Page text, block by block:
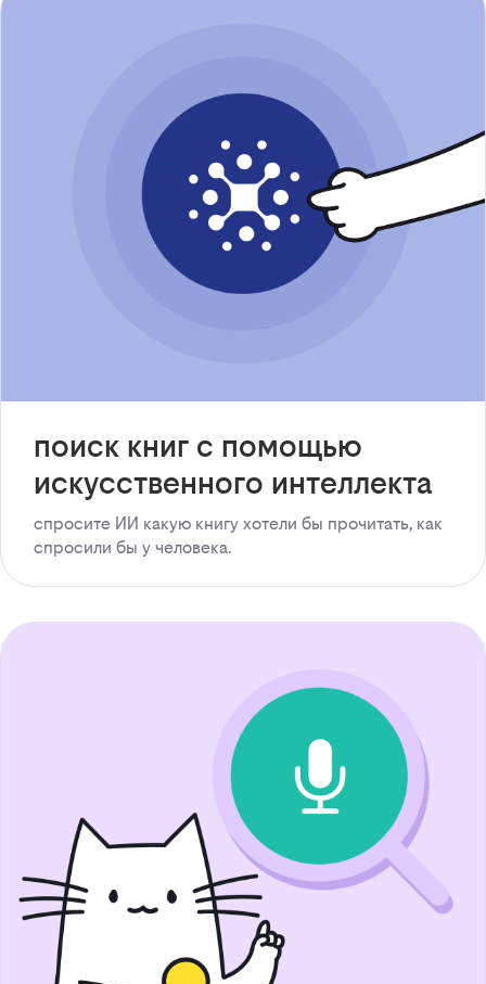
поиск книг с помощью
искусственного интеллекта
спросите ИИ какую книгу хотели бы прочитать, как
спросили бы у человека.